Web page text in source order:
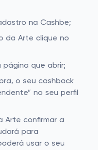
na Cashbe;
da Arte clique no
página que abrir;
o seu cashback
no seu perfil
Arte confirmar a
para
usar o seu